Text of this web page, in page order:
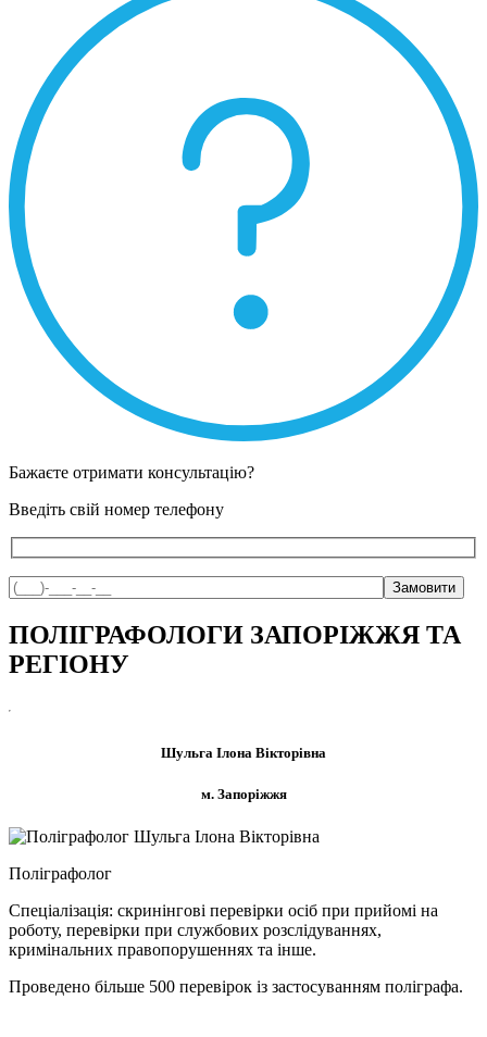
Бажаєте отримати консультацію?
Введіть свій номер телефону
ПОЛІГРАФОЛОГИ ЗАПОРІЖЖЯ ТА
РЕГІОНУ
Шульга Ілона Вікторівна
м. Запоріжжя
Поліграфолог
Спеціалізація: скринінгові перевірки осіб при прийомі на
роботу, перевірки при службових розслідуваннях,
кримінальних правопорушеннях та інше.
Проведено більше 500 перевірок із застосуванням поліграфа.